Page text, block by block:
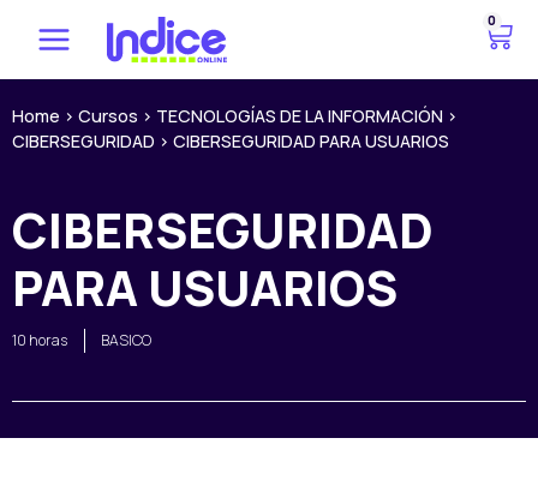
contenido
0
C
a
Home > Cursos > TECNOLOGÍAS DE LA INFORMACIÓN >
CIBERSEGURIDAD > CIBERSEGURIDAD PARA USUARIOS
CIBERSEGURIDAD
PARA USUARIOS
10 horas BASICO